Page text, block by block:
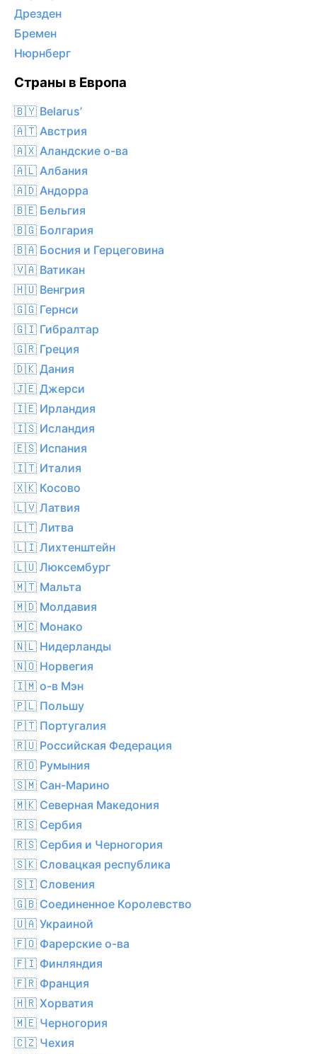
Дрезден
Бремен
Нюрнберг
Страны в Европа
🇧🇾 Belarus’
🇦🇹 Австрия
🇦🇽 Аландские о-ва
🇦🇱 Албания
🇦🇩 Андорра
🇧🇪 Бельгия
🇧🇬 Болгария
🇧🇦 Босния и Герцеговина
🇻🇦 Ватикан
🇭🇺 Венгрия
🇬🇬 Гернси
🇬🇮 Гибралтар
🇬🇷 Греция
🇩🇰 Дания
🇯🇪 Джерси
🇮🇪 Ирландия
🇮🇸 Исландия
🇪🇸 Испания
🇮🇹 Италия
🇽🇰 Косово
🇱🇻 Латвия
🇱🇹 Литва
🇱🇮 Лихтенштейн
🇱🇺 Люксембург
🇲🇹 Мальта
🇲🇩 Молдавия
🇲🇨 Монако
🇳🇱 Нидерланды
🇳🇴 Норвегия
🇮🇲 о-в Мэн
🇵🇱 Польшу
🇵🇹 Португалия
🇷🇺 Российская Федерация
🇷🇴 Румыния
🇸🇲 Сан-Марино
🇲🇰 Северная Македония
🇷🇸 Сербия
🇷🇸 Сербия и Черногория
🇸🇰 Словацкая республика
🇸🇮 Словения
🇬🇧 Соединенное Королевство
🇺🇦 Украиной
🇫🇴 Фарерские о-ва
🇫🇮 Финляндия
🇫🇷 Франция
🇭🇷 Хорватия
🇲🇪 Черногория
🇨🇿 Чехия